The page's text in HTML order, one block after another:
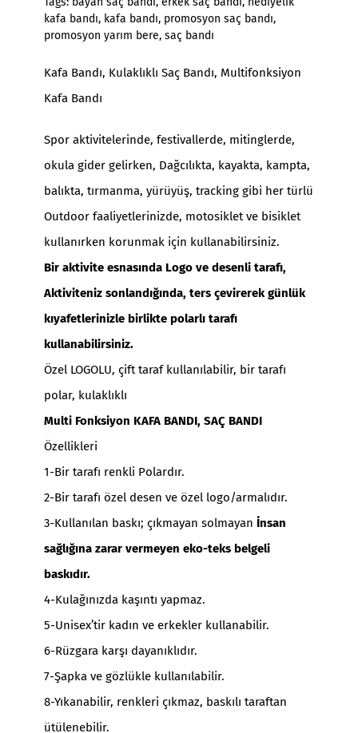
kafa bandı, kafa bandı, promosyon saç bandı,
promosyon yarım bere, saç bandı
Kafa Bandı, Kulaklıklı Saç Bandı, Multifonksiyon
Kafa Bandı
Spor aktivitelerinde, festivallerde, mitinglerde,
okula gider gelirken, Dağcılıkta, kayakta, kampta,
balıkta, tırmanma, yürüyüş, tracking gibi her türlü
Outdoor faaliyetlerinizde, motosiklet ve bisiklet
kullanırken korunmak için kullanabilirsiniz.
Bir aktivite esnasında Logo ve desenli tarafı,
Aktiviteniz sonlandığında, ters çevirerek günlük
kıyafetlerinizle birlikte polarlı tarafı
kullanabilirsiniz.
Özel LOGOLU, çift taraf kullanılabilir, bir tarafı
polar, kulaklıklı
Multi Fonksiyon KAFA BANDI, SAÇ BANDI
Özellikleri
1-Bir tarafı renkli Polardır.
2-Bir tarafı özel desen ve özel logo/armalıdır.
3-Kullanılan baskı; çıkmayan solmayan İnsan
sağlığına zarar vermeyen eko-teks belgeli
baskıdır.
4-Kulağınızda kaşıntı yapmaz.
5-Unisex’tir kadın ve erkekler kullanabilir.
6-Rüzgara karşı dayanıklıdır.
7-Şapka ve gözlükle kullanılabilir.
8-Yıkanabilir, renkleri çıkmaz, baskılı taraftan
ütülenebilir.